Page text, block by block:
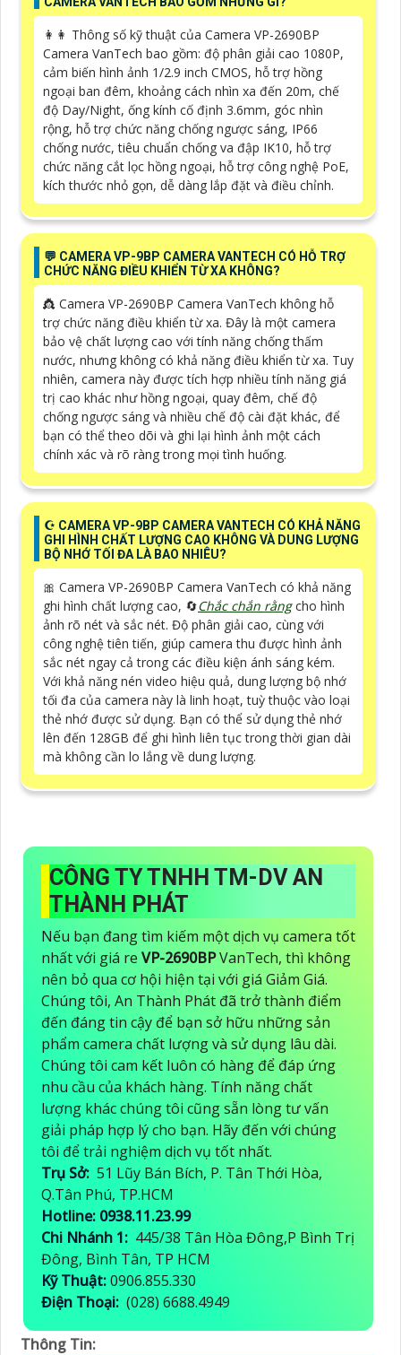
️👩‍👩 Thông số kỹ thuật của Camera VP-2690BP
Camera VanTech bao gồm: độ phân giải cao 1080P,
cảm biến hình ảnh 1/2.9 inch CMOS, hỗ trợ hồng
ngoại ban đêm, khoảng cách nhìn xa đến 20m, chế
độ Day/Night, ống kính cố định 3.6mm, góc nhìn
rộng, hỗ trợ chức năng chống ngược sáng, IP66
chống nước, tiêu chuẩn chống va đập IK10, hỗ trợ
chức năng cắt lọc hồng ngoại, hỗ trợ công nghệ PoE,
kích thước nhỏ gọn, dễ dàng lắp đặt và điều chỉnh.
️💬 CAMERA VP-9BP CAMERA VANTECH CÓ HỖ TRỢ
CHỨC NĂNG ĐIỀU KHIỂN TỪ XA KHÔNG?
👸 Camera VP-2690BP Camera VanTech không hỗ
trợ chức năng điều khiển từ xa. Đây là một camera
bảo vệ chất lượng cao với tính năng chống thấm
nước, nhưng không có khả năng điều khiển từ xa. Tuy
nhiên, camera này được tích hợp nhiều tính năng giá
trị cao khác như hồng ngoại, quay đêm, chế độ
chống ngược sáng và nhiều chế độ cài đặt khác, để
bạn có thể theo dõi và ghi lại hình ảnh một cách
chính xác và rõ ràng trong mọi tình huống.
☪ CAMERA VP-9BP CAMERA VANTECH CÓ KHẢ NĂNG
GHI HÌNH CHẤT LƯỢNG CAO KHÔNG VÀ DUNG LƯỢNG
BỘ NHỚ TỐI ĐA LÀ BAO NHIÊU?
🎀 Camera VP-2690BP Camera VanTech có khả năng
ghi hình chất lượng cao, 🔄Chắc chắn rằngcho hình
ảnh rõ nét và sắc nét. Độ phân giải cao, cùng với
công nghệ tiên tiến, giúp camera thu được hình ảnh
sắc nét ngay cả trong các điều kiện ánh sáng kém.
Với khả năng nén video hiệu quả, dung lượng bộ nhớ
tối đa của camera này là linh hoạt, tuỳ thuộc vào loại
thẻ nhớ được sử dụng. Bạn có thể sử dụng thẻ nhớ
lên đến 128GB để ghi hình liên tục trong thời gian dài
mà không cần lo lắng về dung lượng.
CÔNG TY TNHH TM-DV AN
THÀNH PHÁT
Nếu bạn đang tìm kiếm một dịch vụ camera tốt
nhất với giá re VP-2690BPVanTech, thì không
nên bỏ qua cơ hội hiện tại với giá Giảm Giá.
Chúng tôi, An Thành Phát đã trở thành điểm
đến đáng tin cậy để bạn sở hữu những sản
phẩm camera chất lượng và sử dụng lâu dài.
Chúng tôi cam kết luôn có hàng để đáp ứng
nhu cầu của khách hàng. Tính năng chất
lượng khác chúng tôi cũng sẵn lòng tư vấn
giải pháp hợp lý cho bạn. Hãy đến với chúng
tôi để trải nghiệm dịch vụ tốt nhất.
Trụ Sở: 51 Lũy Bán Bích, P. Tân Thới Hòa,
Q.Tân Phú, TP.HCM
Hotline: 0938.11.23.99
Chi Nhánh 1: 445/38 Tân Hòa Đông,P Bình Trị
Đông, Bình Tân, TP HCM
Kỹ Thuật:0906.855.330
Điện Thoại: (028) 6688.4949
Thông Tin: